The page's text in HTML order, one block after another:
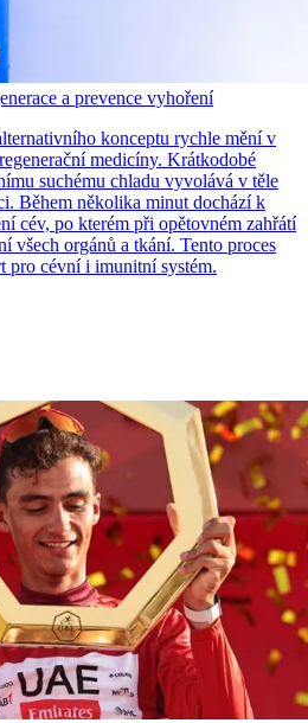
a prevence vyhoření
konceptu rychle mění v
medicíny. Krátkodobé
suchému chladu vyvolává v těle
Během několika minut dochází k
cév, po kterém při opětovném zahřátí
všech orgánů a tkání. Tento proces
pro cévní i imunitní systém.